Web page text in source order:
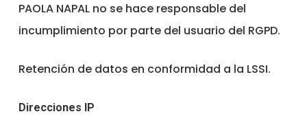
PAOLA NAPAL no se hace responsable del
incumplimiento por parte del usuario del RGPD.
Retención de datos en conformidad a la LSSI.
Direcciones IP